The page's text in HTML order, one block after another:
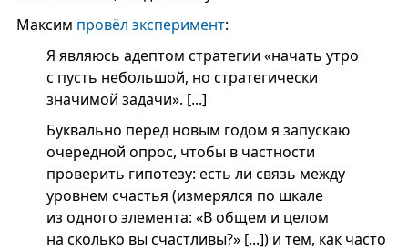
Максим провёл эксперимент:
Я являюсь адептом стратегии «начать утро
с пусть небольшой, но стратегически
значимой задачи». [...]
Буквально перед новым годом я запускаю
очередной опрос, чтобы в частности
проверить гипотезу: есть ли связь между
уровнем счастья (измерялся по шкале
из одного элемента: «В общем и целом
на сколько вы счастливы?» [...]) и тем, как часто